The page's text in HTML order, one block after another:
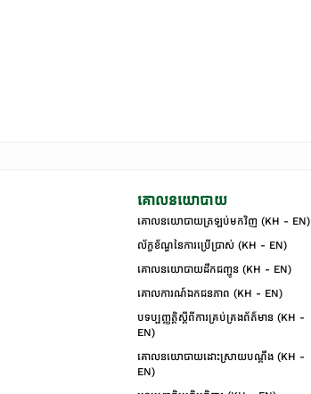
គោលនយោបាយ
គោលនយោបាយត្រឡប់មកវិញ (KH - EN)
ល័ក្ខខ័ណ្ឌនៃការប្រើប្រាស់ (KH - EN)
គោលនយោបាយដឹកជញ្ជូន (KH - EN)
គោលការណ៍ឯកជនភាព (KH - EN)
បទប្បញ្ញត្តិស្តីពីការគ្រប់គ្រងព័ត៌មាន (KH -
EN)
គោលនយោបាយដោះស្រាយបណ្ដឹង (KH -
EN)